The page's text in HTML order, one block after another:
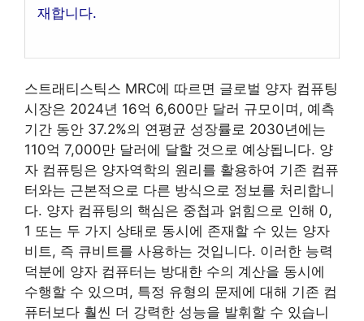
재합니다.
스트래티스틱스 MRC에 따르면 글로벌 양자 컴퓨팅
시장은 2024년 16억 6,600만 달러 규모이며, 예측
기간 동안 37.2%의 연평균 성장률로 2030년에는
110억 7,000만 달러에 달할 것으로 예상됩니다. 양
자 컴퓨팅은 양자역학의 원리를 활용하여 기존 컴퓨
터와는 근본적으로 다른 방식으로 정보를 처리합니
다. 양자 컴퓨팅의 핵심은 중첩과 얽힘으로 인해 0,
1 또는 두 가지 상태로 동시에 존재할 수 있는 양자
비트, 즉 큐비트를 사용하는 것입니다. 이러한 능력
덕분에 양자 컴퓨터는 방대한 수의 계산을 동시에
수행할 수 있으며, 특정 유형의 문제에 대해 기존 컴
퓨터보다 훨씬 더 강력한 성능을 발휘할 수 있습니